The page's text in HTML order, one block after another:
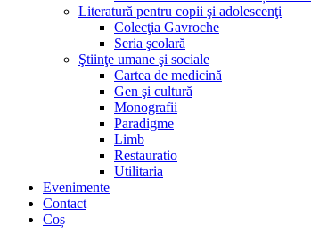
Literatură pentru copii şi adolescenţi
Colecţia Gavroche
Seria şcolară
Ştiinţe umane şi sociale
Cartea de medicină
Gen şi cultură
Monografii
Paradigme
Limb
Restauratio
Utilitaria
Evenimente
Contact
Coș